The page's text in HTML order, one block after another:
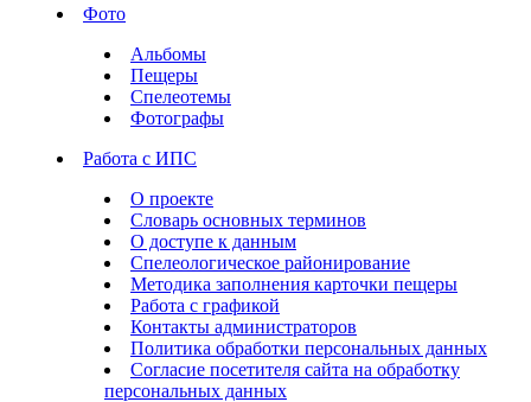
Фото
Альбомы
Пещеры
Спелеотемы
Фотографы
Работа с ИПС
О проекте
Словарь основных терминов
О доступе к данным
Спелеологическое районирование
Методика заполнения карточки пещеры
Работа с графикой
Контакты администраторов
Политика обработки персональных данных
Согласие посетителя сайта на обработку
персональных данных